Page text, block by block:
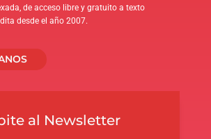
de acceso libre y gratuito a texto
desde el año 2007.
al Newsletter